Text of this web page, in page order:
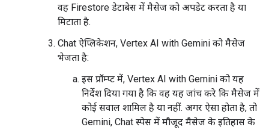
वह Firestore डेटाबेस में मैसेज को अपडेट करता है या
मिटाता है.
Chat ऐप्लिकेशन, Vertex AI with Gemini को मैसेज
भेजता है:
इस प्रॉम्प्ट में, Vertex AI with Gemini को यह
निर्देश दिया गया है कि वह यह जांच करे कि मैसेज में
कोई सवाल शामिल है या नहीं. अगर ऐसा होता है, तो
Gemini, Chat स्पेस में मौजूद मैसेज के इतिहास के